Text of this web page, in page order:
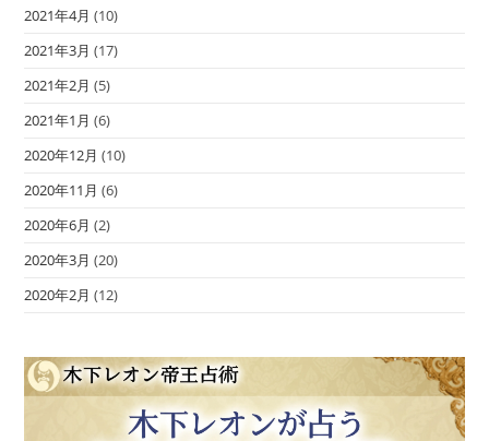
2021年4月 (10)
2021年3月 (17)
2021年2月 (5)
2021年1月 (6)
2020年12月 (10)
2020年11月 (6)
2020年6月 (2)
2020年3月 (20)
2020年2月 (12)